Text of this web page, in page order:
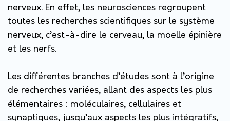
nerveux. En effet, les neurosciences regroupent
toutes les recherches scientifiques sur le système
nerveux, c’est-à-dire le cerveau, la moelle épinière
et les nerfs.
Les différentes branches d’études sont à l’origine
de recherches variées, allant des aspects les plus
élémentaires : moléculaires, cellulaires et
synaptiques, jusqu’aux aspects les plus intégratifs,